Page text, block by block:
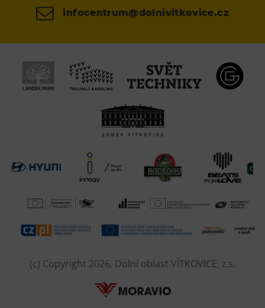
infocentrum@dolnivitkovice.cz
(c) Copyright 2026, Dolní oblast VÍTKOVICE, z.s.